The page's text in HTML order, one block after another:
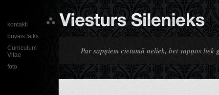
Par sapņiem cietumā neliek, bet sapņos liek
kontakti
brīvais laiks
Curriculum
Vitae
foto